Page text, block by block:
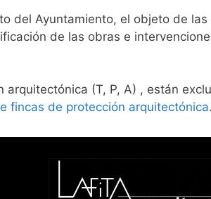
del Ayuntamiento, el objeto de las
de las obras e
(T, P, A) , están
fincas de protección arquitectónica.